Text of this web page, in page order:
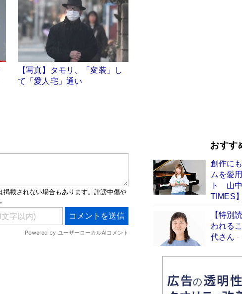
【写真】タモリ、「変装」し
て「愛人宅」通い
開発への関心を押し上
Book Bang
「不意に涙が出そうに
た“13歳の娘を暴行す
シーコーディネーター
おすす
創作に
ムを愛
ト 山
TIMES】
【特別
われる
代さん